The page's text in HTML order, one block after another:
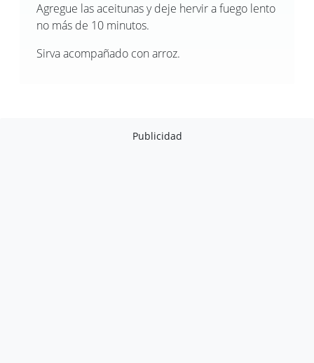
Agregue las aceitunas y deje hervir a fuego lento
no más de 10 minutos.
Sirva acompañado con arroz.
Publicidad